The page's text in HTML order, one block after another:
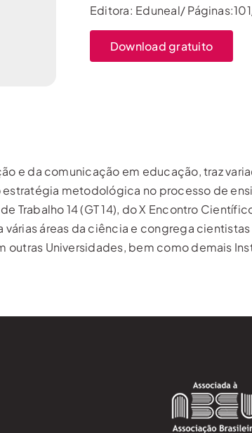
Editora: Eduneal/
Download gratuito
e da comunicação em educação, traz
metodológica no processo de
14 (GT 14), do X Encontro
áreas da ciência e congrega cientistas
outras Universidades, bem como demais